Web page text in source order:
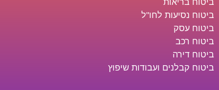
ביטוח בריאות
ביטוח נסיעות לחו"ל
ביטוח עסק
ביטוח רכב
ביטוח דירה
ביטוח קבלנים ועבודות שיפוץ